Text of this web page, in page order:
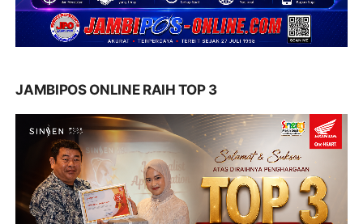
JAMBIPOS ONLINE RAIH TOP 3